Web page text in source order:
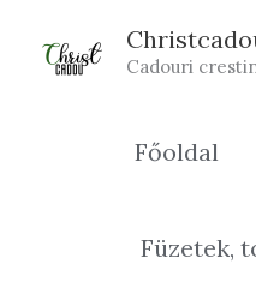
Cadouri
Főoldal
Füzetek,